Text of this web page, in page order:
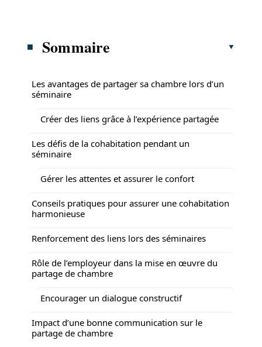
Sommaire
Les avantages de partager sa chambre lors d’un
séminaire
Créer des liens grâce à l’expérience partagée
Les défis de la cohabitation pendant un
séminaire
Gérer les attentes et assurer le confort
Conseils pratiques pour assurer une cohabitation
harmonieuse
Renforcement des liens lors des séminaires
Rôle de l’employeur dans la mise en œuvre du
partage de chambre
Encourager un dialogue constructif
Impact d’une bonne communication sur le
partage de chambre